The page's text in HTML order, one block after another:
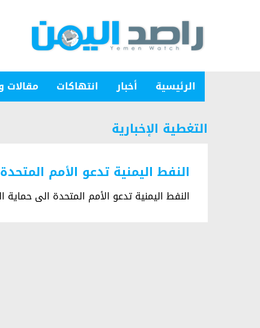
الرئيسية أخبار انتهاكات مقالات
التغطية الإخبارية
النفط اليمنية تدعو الأمم
النفط اليمنية تدعو الأمم المتحدة الى حماية